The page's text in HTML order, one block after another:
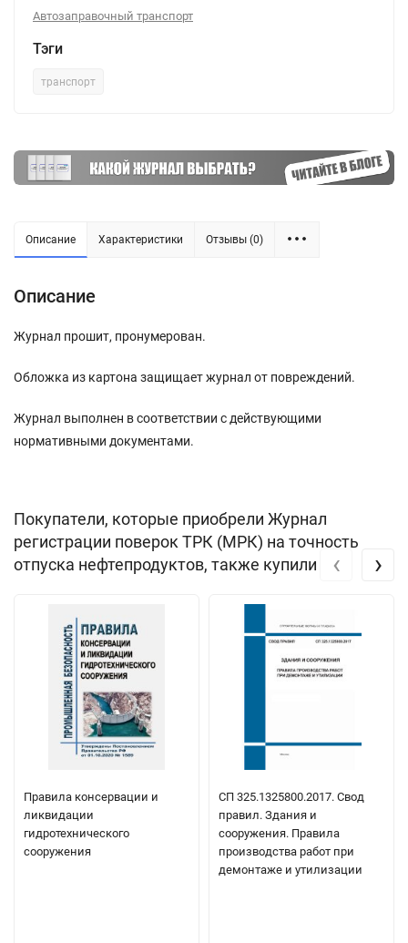
Автозаправочный транспорт
Тэги
транспорт
Описание Характеристики Отзывы (0)
Описание
Журнал прошит, пронумерован.
Обложка из картона защищает журнал от повреждений.
Журнал выполнен в соответствии с действующими
нормативными документами.
Покупатели, которые приобрели Журнал
регистрации поверок ТРК (МРК) на точность
отпуска нефтепродуктов, также купили
Правила консервации и
ликвидации
гидротехнического
сооружения
СП 325.1325800.2017. Свод
правил. Здания и
сооружения. Правила
производства работ при
демонтаже и утилизации
‹ ›